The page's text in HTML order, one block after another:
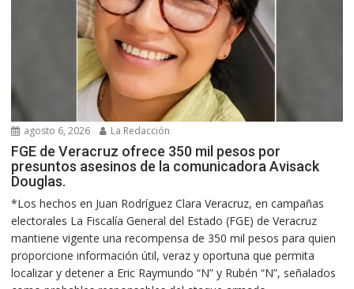
agosto 6, 2026 La Redacción
FGE de Veracruz ofrece 350 mil pesos por
presuntos asesinos de la comunicadora Avisack
Douglas.
*Los hechos en Juan Rodríguez Clara Veracruz, en campañas
electorales La Fiscalía General del Estado (FGE) de Veracruz
mantiene vigente una recompensa de 350 mil pesos para quien
proporcione información útil, veraz y oportuna que permita
localizar y detener a Eric Raymundo “N” y Rubén “N”, señalados